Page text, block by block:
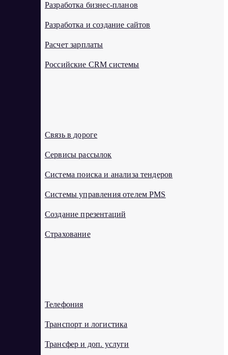
Разработка бизнес-планов
Разработка и создание сайтов
Расчет зарплаты
Российские CRM системы
Связь в дороге
Сервисы рассылок
Система поиска и анализа тендеров
Системы управления отелем PMS
Создание презентаций
Страхование
Телефония
Транспорт и логистика
Трансфер и доп. услуги